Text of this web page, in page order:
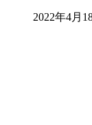
2022年4月